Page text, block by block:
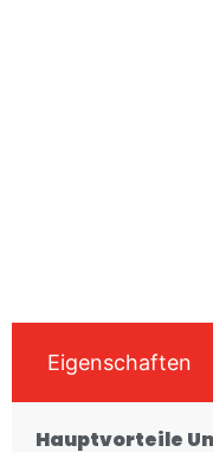
Eigenschaften
Hauptvorteile